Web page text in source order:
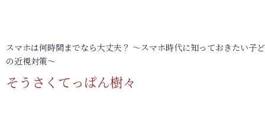
スマホは何時間までなら大丈夫？ ～スマホ時代に知っておきたい子
の近視対策～
そうさくてっぱん樹々